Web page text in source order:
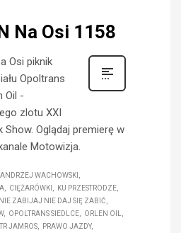
Na Osi 1158
Osi piknik
Opoltrans
Oil -
zlotu XXI
Show. Oglądaj premierę w
Motowizja.
ANDRZEJ WACHOWSKI
CIĘŻARÓWKI
KU PRZESTRODZE
NIE ZABIJAJ NIE DAJ SIĘ ZABIĆ
OPOLTRANS SIEDLCE
ORLEN OIL
JAMROS
PRAWO JAZDY